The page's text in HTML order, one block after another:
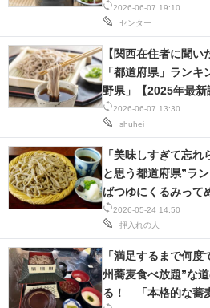
企業向けIT製品の総合サイト
IT製品の技術・比較・事例
製造業のIT導入・活用を支援
エレクトロニクス専門サイト
電子設計の基本と応用
建設×テクノロジーの最前線
ちょっと気になるネットの話題
2026-06-07 19:10
センター
2026-06-07 13:30
shuhei
【関西在住者に聞
「都道府県」ラン
野県」【2025年最新
2026-05-24 14:50
押入れの人
「美味しすぎて忘
と思う都道府県”ラ
ばつゆにくるみって
ためだけに来てる」
「満足するまで何
州蕎麦食べ放題”な
る！ 「本格的な蕎